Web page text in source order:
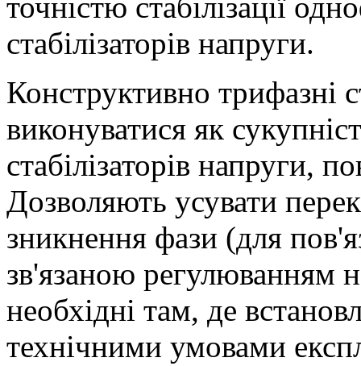
стабілізаторів напруги.
Конструктивно трифазні
виконуватися як
стабілізаторів напруги,
Дозволяють усувати
зникнення фази (для
зв'язаною регулюванням
необхідні там, де
технічними умовами